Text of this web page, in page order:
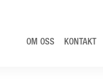
OM OSS KONTAKT